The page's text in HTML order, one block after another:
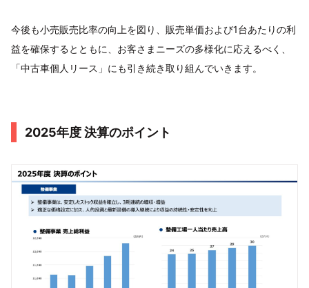
今後も小売販売比率の向上を図り、販売単価および1台あたりの利
益を確保するとともに、お客さまニーズの多様化に応えるべく、
「中古車個人リース」にも引き続き取り組んでいきます。
2025年度 決算のポイント